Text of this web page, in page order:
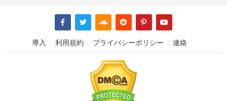
導入 利用規約 プライバシーポリシー 連絡